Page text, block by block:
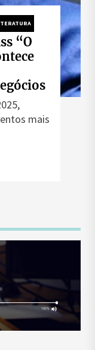
“O
mais